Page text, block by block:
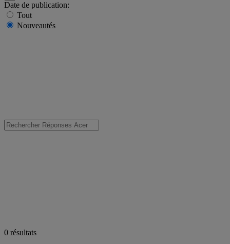
Date de publication:
Tout
Nouveautés
0 résultats